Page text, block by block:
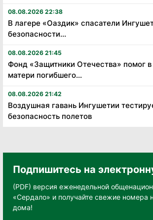
08.08.2026 22:38
В лагере «Оаздик» спасатели
безопасности...
08.08.2026 21:45
Фонд «Защитники Отечества» помог
матери погибшего...
08.08.2026 21:42
Воздушная гавань Ингушетии
безопасность полетов
Подпишитесь на
(PDF) версия еженедельной
«Сердало» и получайте свежие номера
дома!